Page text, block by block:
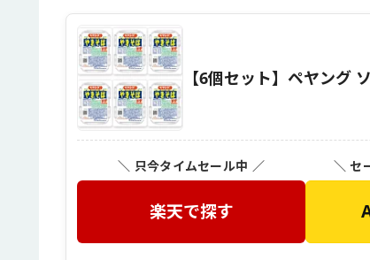
【6個セット】ペヤング
＼ 只今タイムセール中 ／
楽天で探す
＼ セ